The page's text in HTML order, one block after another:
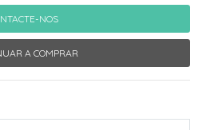
NOS
A COMPRAR